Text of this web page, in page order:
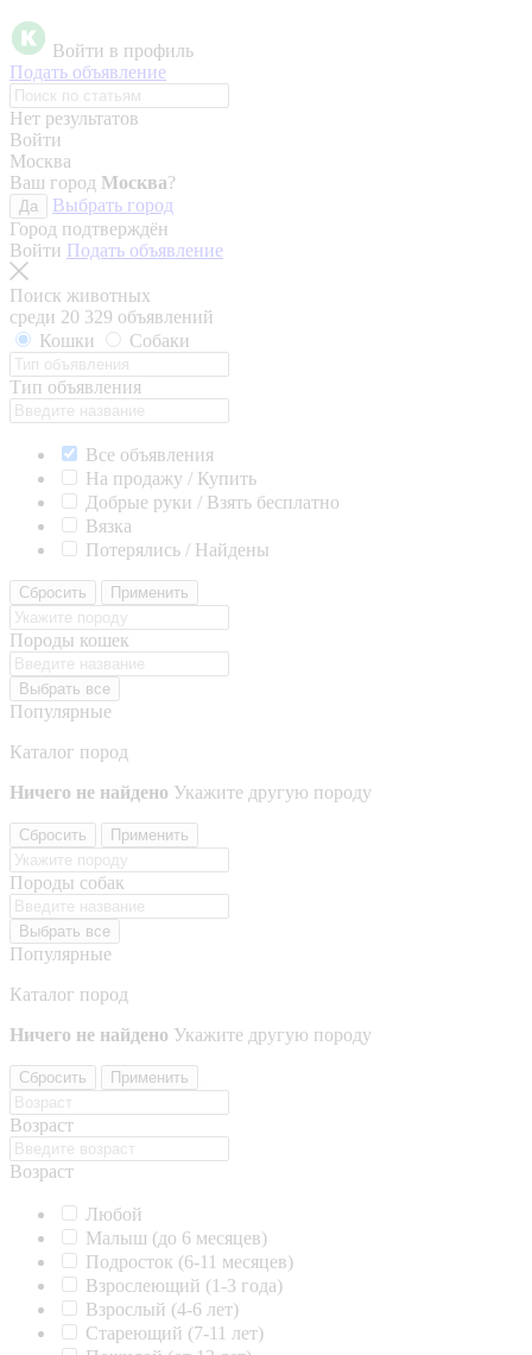
Войти в профиль
Подать объявление
Нет результатов
Войти
Москва
Ваш город Москва?
Да
Выбрать город
Город подтверждён
Войти Подать объявление
Поиск животных
среди 20 329 объявлений
Кошки
Собаки
Тип объявления
Все объявления
На продажу / Купить
Добрые руки / Взять бесплатно
Вязка
Потерялись / Найдены
Сбросить Применить
Породы кошек
Выбрать все
Популярные
Каталог пород
Ничего не найдено Укажите другую породу
Сбросить Применить
Породы собак
Выбрать все
Популярные
Каталог пород
Ничего не найдено Укажите другую породу
Сбросить Применить
Возраст
Возраст
Любой
Малыш (до 6 месяцев)
Подросток (6-11 месяцев)
Взрослеющий (1-3 года)
Взрослый (4-6 лет)
Стареющий (7-11 лет)